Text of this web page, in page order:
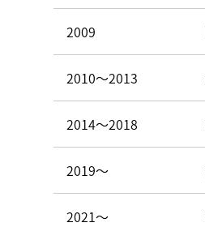
2009
2010～2013
2014〜2018
2019～
2021～